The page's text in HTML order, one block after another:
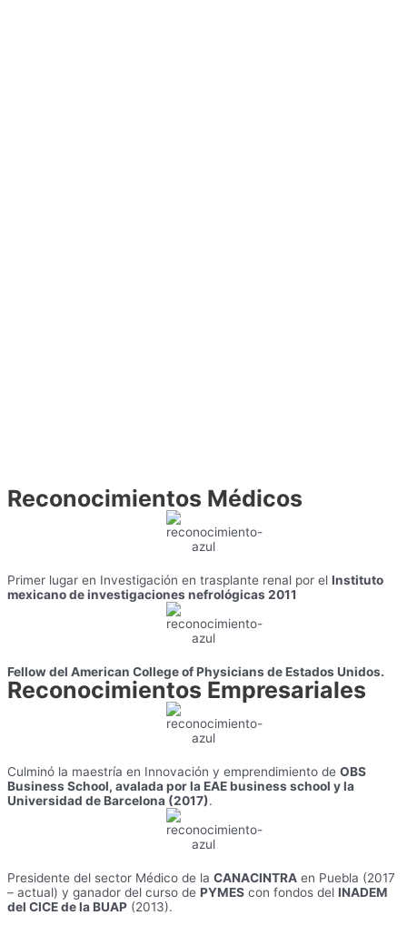
Reconocimientos Médicos
Primer lugar en Investigación en trasplante renal por el Instituto
mexicano de investigaciones nefrológicas 2011
Fellow del American College of Physicians de Estados Unidos.
Reconocimientos Empresariales
Culminó la maestría en Innovación y emprendimiento de OBS
Business School, avalada por la EAE business school y la
Universidad de Barcelona (2017).
Presidente del sector Médico de la CANACINTRA en Puebla (2017
– actual) y ganador del curso de PYMES con fondos del INADEM
del CICE de la BUAP (2013).